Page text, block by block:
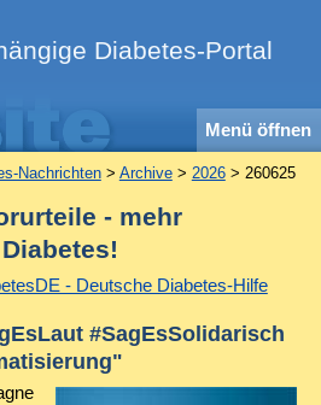
Diabetes-Portal
Menü öffnen
Nachrichten> Archive> 2026> 260625
- mehr
- Deutsche Diabetes-Hilfe
#SagEsSolidarisch